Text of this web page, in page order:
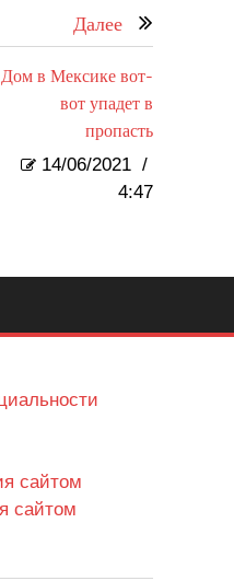
Далее
Дом в Мексике вот-
вот упадет в
пропасть
14/06/2021 /
4:47
сайтом
сайтом